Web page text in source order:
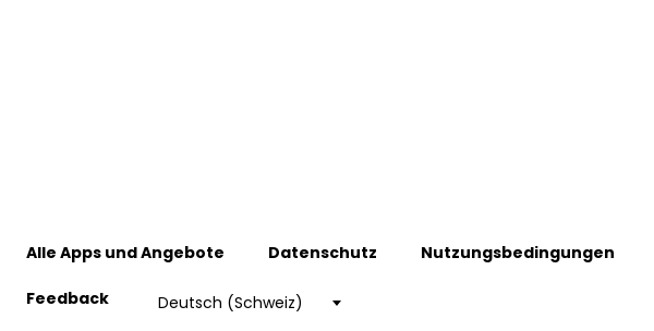
Alle Apps und Angebote Datenschutz Nutzungsbedingungen
Feedback
Choose